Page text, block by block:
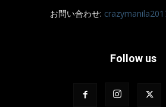
お問い合わせ:
Follow us